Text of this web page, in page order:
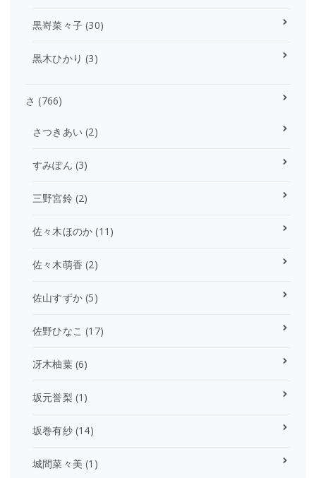
黒嵜菜々子 (30)
黒木ひかり (3)
さ (766)
さつきあい (2)
すみぽん (3)
三野宮鈴(2)
佐々木ほのか (11)
佐々木萌香 (2)
佐山すずか (5)
佐野ひなこ (17)
冴木柚葉(6)
坂元誉梨 (1)
坂巻有紗(14)
城間菜々美 (1)